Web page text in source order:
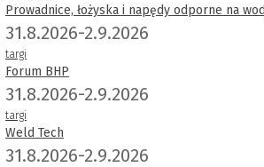
Prowadnice, łożyska i napędy odporne na
31.8.2026-2.9.2026
targi
Forum BHP
31.8.2026-2.9.2026
targi
Weld Tech
31.8.2026-2.9.2026